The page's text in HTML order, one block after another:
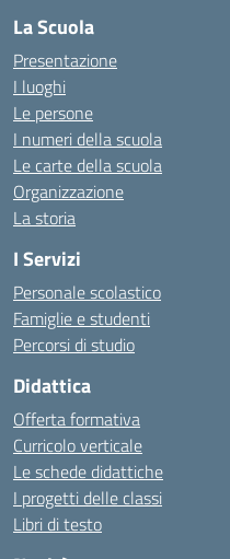
La Scuola
Presentazione
I luoghi
Le persone
I numeri della scuola
Le carte della scuola
Organizzazione
La storia
I Servizi
Personale scolastico
Famiglie e studenti
Percorsi di studio
Didattica
Offerta formativa
Curricolo verticale
Le schede didattiche
I progetti delle classi
Libri di testo